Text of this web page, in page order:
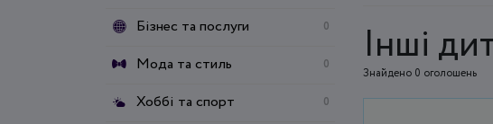
Бізнес та послуги 0
Мода та стиль 0
Хоббі та спорт 0
Інші
Знайдено 0 оголошень